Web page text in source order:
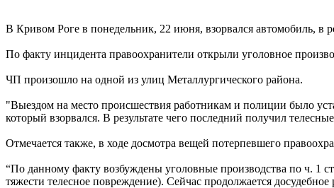
В Кривом Роге в понедельник, 22 июня, взорвался автомобиль, в
По факту инцидента правоохранители открыли уголовное
ЧП произошло на одной из улиц Металлургического района.
"Выездом на место происшествия работникам и полиции было
который взорвался. В результате чего последний получил
Отмечается также, в ходе досмотра вещей потерпевшего
“По данному факту возбуждены уголовные производства по ч. 1
тяжести телесное повреждение). Сейчас продолжается